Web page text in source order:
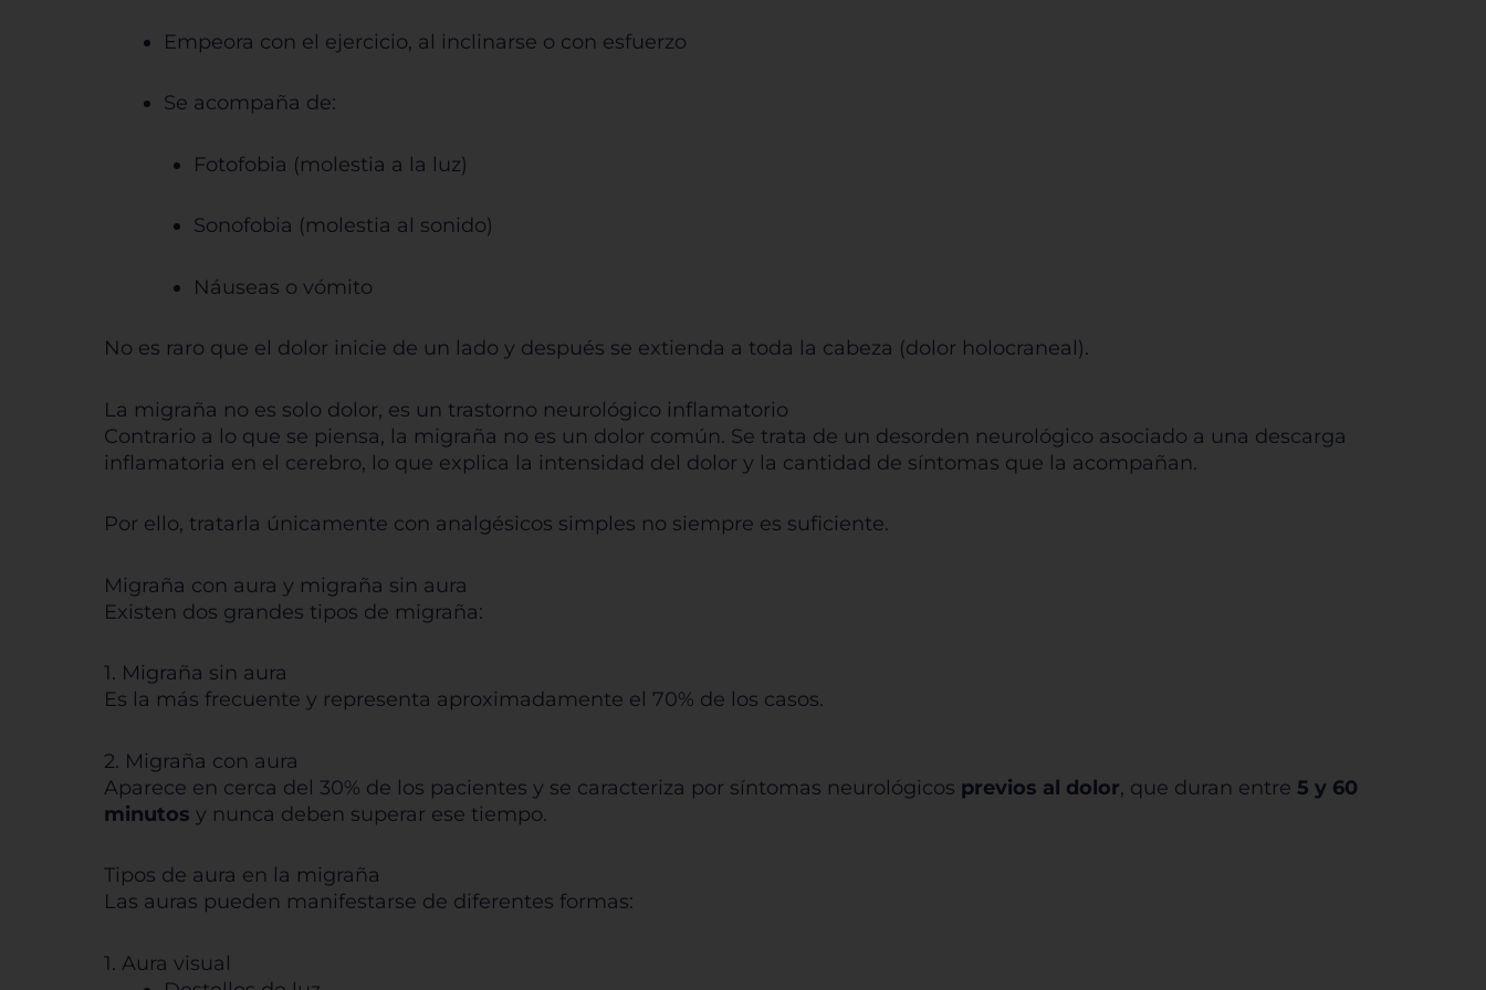
Empeora con el ejercicio, al inclinarse o con esfuerzo
Se acompaña de:
Fotofobia (molestia a la luz)
Sonofobia (molestia al sonido)
Náuseas o vómito
No es raro que el dolor inicie de un lado y después se extienda a toda la cabeza (dolor holocraneal).
La migraña no es solo dolor, es un trastorno neurológico inflamatorio
Contrario a lo que se piensa, la migraña no es un dolor común. Se trata de un desorden neurológico asociado a una descarga
inflamatoria en el cerebro, lo que explica la intensidad del dolor y la cantidad de síntomas que la acompañan.
Por ello, tratarla únicamente con analgésicos simples no siempre es suficiente.
Migraña con aura y migraña sin aura
Existen dos grandes tipos de migraña:
1. Migraña sin aura
Es la más frecuente y representa aproximadamente el 70% de los casos.
2. Migraña con aura
Aparece en cerca del 30% de los pacientes y se caracteriza por síntomas neurológicos previos al dolor, que duran entre 5 y 60
minutos y nunca deben superar ese tiempo.
Tipos de aura en la migraña
Las auras pueden manifestarse de diferentes formas:
1. Aura visual
Sistema de personalización de cookies
Cookies de rendimiento